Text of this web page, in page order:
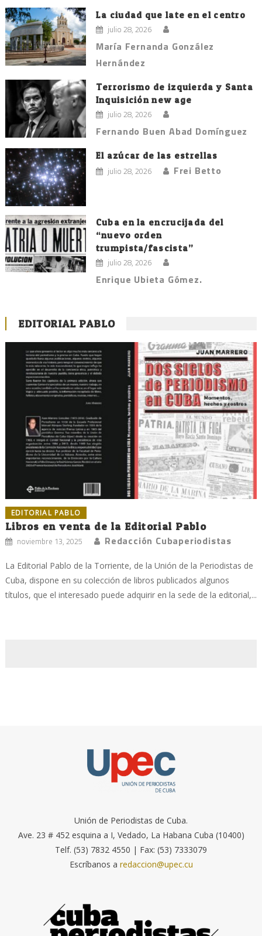
La ciudad que late en el centro
julio 28, 2026
María Fernanda González
Hernández
Terrorismo de izquierda y Santa
Inquisición new age
julio 28, 2026
Fernando Buen Abad Domínguez
El azúcar de las estrellas
julio 28, 2026 Frei Betto
Cuba en la encrucijada del
“nuevo orden
trumpista/fascista”
julio 28, 2026
Enrique Ubieta Gómez.
EDITORIAL PABLO
EDITORIAL PABLO
Libros en venta de la Editorial Pablo
noviembre 13, 2025 Redacción Cubaperiodistas
La Editorial Pablo de la Torriente, de la Unión de la Periodistas de
Cuba, dispone en su colección de libros publicados algunos
títulos, que el interesado puede adquirir en la sede de la editorial,...
Unión de Periodistas de Cuba.
Ave. 23 # 452 esquina a I, Vedado, La Habana Cuba (10400)
Telf. (53) 7832 4550 | Fax: (53) 7333079
Escríbanos a redaccion@upec.cu